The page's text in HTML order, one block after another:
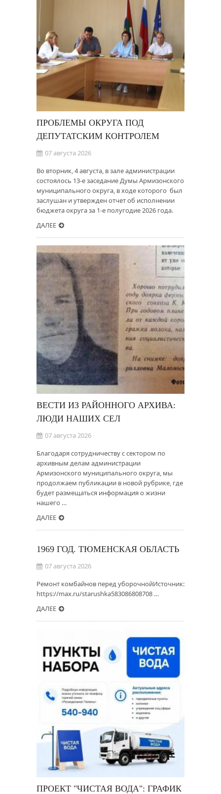
ПРОБЛЕМЫ ОКРУГА ПОД
ДЕПУТАТСКИМ КОНТРОЛЕМ
07 августа 2026
Во вторник, 4 августа, в зале администрации
состоялось 13-е заседание Думы Армизонского
муниципального округа, в ходе которого был
заслушан и утвержден отчет об исполнении
бюджета округа за 1-е полугодие 2026 года.
ДАЛЕЕ
ВЕСТИ ИЗ РАЙОННОГО АРХИВА:
ЛЮДИ НАШИХ СЕЛ
07 августа 2026
Благодаря сотрудничеству с сектором по
архивным делам администрации
Армизонского муниципального округа, мы
продолжаем публикации в новой рубрике, где
будет размещаться информация о жизни
нашего …
ДАЛЕЕ
1969 ГОД. ТЮМЕНСКАЯ ОБЛАСТЬ
07 августа 2026
Ремонт комбайнов перед уборочнойИсточник:
https://max.ru/starushka583086808708 …
ДАЛЕЕ
ПРОЕКТ "ЧИСТАЯ ВОДА": ГРАФИК